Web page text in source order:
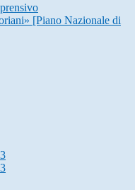
[Piano Nazionale di